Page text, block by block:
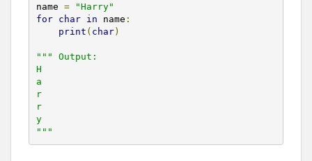
name =
"Harry"
for
char in name :
print ( char)
""" Output:
H
a
r
r
y
"""